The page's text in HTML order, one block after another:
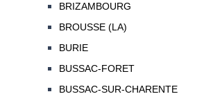
BRIZAMBOURG
BROUSSE (LA)
BURIE
BUSSAC-FORET
BUSSAC-SUR-CHARENTE